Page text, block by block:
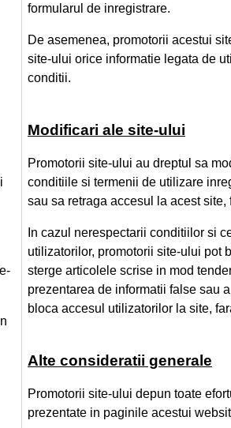
formularul de inregistrare.
De asemenea, promotorii acestui
site-ului orice informatie legata de
conditii.
Modificari ale site-ului
Promotorii site-ului au dreptul sa
conditiile si termenii de utilizare
sau sa retraga accesul la acest
In cazul nerespectarii conditiilor si
utilizatorilor, promotorii site-ului pot
sterge articolele scrise in mod
prezentarea de informatii false sau
bloca accesul utilizatorilor la site,
Alte consideratii generale
Promotorii site-ului depun toate
prezentate in paginile acestui